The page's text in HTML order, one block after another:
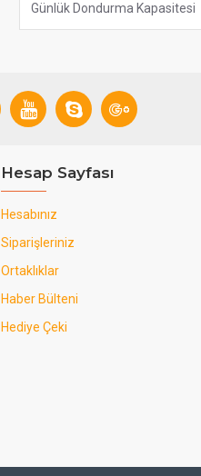
Günlük Dondurma Kapasitesi
Hesap Sayfası
Hesabınız
Siparişleriniz
Ortaklıklar
Haber Bülteni
Hediye Çeki